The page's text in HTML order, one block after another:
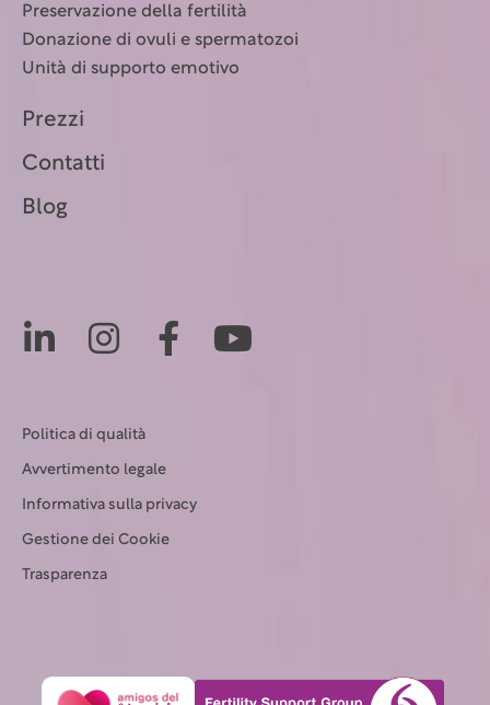
Preservazione della fertilità
Donazione di ovuli e spermatozoi
Unità di supporto emotivo
Prezzi
Contatti
Blog
Politica di qualità
Avvertimento legale
Informativa sulla privacy
Gestione dei Cookie
Trasparenza